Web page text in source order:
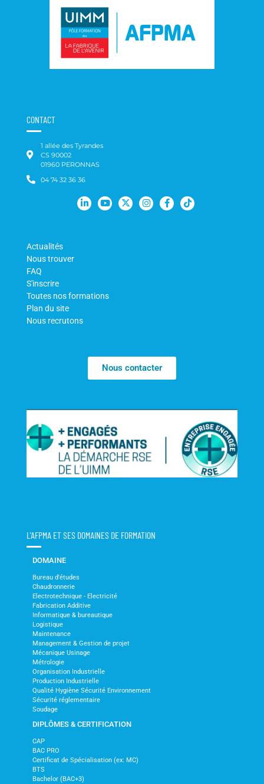
CONTACT
1 allée des Tyrandes
CS 90002
01960 PERONNAS
04 74 32 36 36
Actualités
Nous trouver
FAQ
S'inscrire
Toutes nos formations
Plan du site
Nous recrutons
Nous contacter
L'AFPMA ET SES DOMAINES DE FORMATION
DOMAINE
Bureau d'études
Chaudronnerie
Electrotechnique - Electricité
Fabrication Additive
Informatique & bureautique
Logistique
Maintenance
Management & Gestion de projet
Mécanique Usinage
Métrologie
Organisation Industrielle
Production Industrielle
Qualité Hygiène Sécurité Environnement
Sécurité réglementaire
Soudage
DIPLÔMES & CERTIFICATION
CAP
BAC PRO
Certificat de Spécialisation (ex: MC)
BTS
Bachelor (BAC+3)